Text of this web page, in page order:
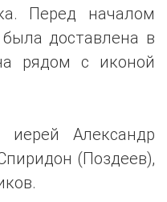
Перед началом
доставлена в
рядом с иконой
иерей Александр
(Поздеев),